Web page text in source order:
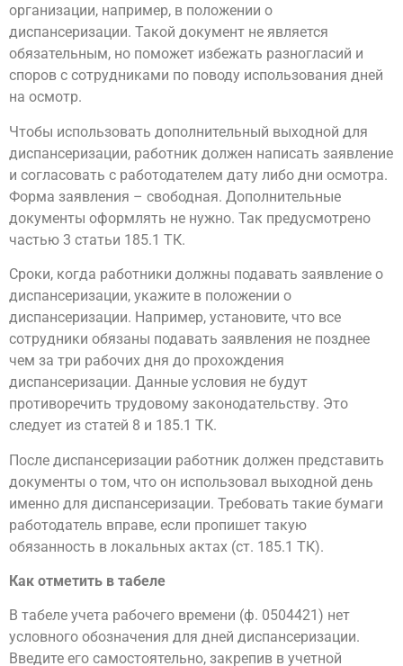
организации, например, в положении о
диспансеризации. Такой документ не является
обязательным, но поможет избежать разногласий и
споров с сотрудниками по поводу использования дней
на осмотр.
Чтобы использовать дополнительный выходной для
диспансеризации, работник должен написать заявление
и согласовать с работодателем дату либо дни осмотра.
Форма заявления – свободная. Дополнительные
документы оформлять не нужно. Так предусмотрено
частью 3 статьи 185.1 ТК.
Сроки, когда работники должны подавать заявление о
диспансеризации, укажите в положении о
диспансеризации. Например, установите, что все
сотрудники обязаны подавать заявления не позднее
чем за три рабочих дня до прохождения
диспансеризации. Данные условия не будут
противоречить трудовому законодательству. Это
следует из статей 8 и 185.1 ТК.
После диспансеризации работник должен представить
документы о том, что он использовал выходной день
именно для диспансеризации. Требовать такие бумаги
работодатель вправе, если пропишет такую
обязанность в локальных актах (ст. 185.1 ТК).
Как отметить в табеле
В табеле учета рабочего времени (ф. 0504421) нет
условного обозначения для дней диспансеризации.
Введите его самостоятельно, закрепив в учетной